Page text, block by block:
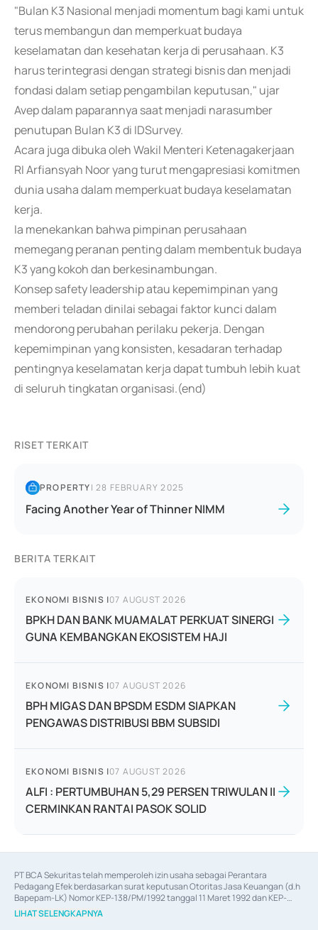
"Bulan K3 Nasional menjadi momentum bagi kami untuk
terus membangun dan memperkuat budaya
keselamatan dan kesehatan kerja di perusahaan. K3
harus terintegrasi dengan strategi bisnis dan menjadi
fondasi dalam setiap pengambilan keputusan," ujar
Avep dalam paparannya saat menjadi narasumber
penutupan Bulan K3 di IDSurvey.
Acara juga dibuka oleh Wakil Menteri Ketenagakerjaan
RI Arfiansyah Noor yang turut mengapresiasi komitmen
dunia usaha dalam memperkuat budaya keselamatan
kerja.
Ia menekankan bahwa pimpinan perusahaan
memegang peranan penting dalam membentuk budaya
K3 yang kokoh dan berkesinambungan.
Konsep safety leadership atau kepemimpinan yang
memberi teladan dinilai sebagai faktor kunci dalam
mendorong perubahan perilaku pekerja. Dengan
kepemimpinan yang konsisten, kesadaran terhadap
pentingnya keselamatan kerja dapat tumbuh lebih kuat
di seluruh tingkatan organisasi.(end)
RISET TERKAIT
PROPERTY|28 FEBRUARY 2025
Facing Another Year of Thinner NIMM
BERITA TERKAIT
EKONOMI BISNIS |07 AUGUST 2026
BPKH DAN BANK MUAMALAT PERKUAT SINERGI
GUNA KEMBANGKAN EKOSISTEM HAJI
EKONOMI BISNIS |07 AUGUST 2026
BPH MIGAS DAN BPSDM ESDM SIAPKAN
PENGAWAS DISTRIBUSI BBM SUBSIDI
EKONOMI BISNIS |07 AUGUST 2026
ALFI : PERTUMBUHAN 5,29 PERSEN TRIWULAN II
CERMINKAN RANTAI PASOK SOLID
PT BCA Sekuritas telah memperoleh izin usaha sebagai Perantara
Pedagang Efek berdasarkan surat keputusan Otoritas Jasa Keuangan (d.h
Bapepam-LK) Nomor KEP-138/PM/1992 tanggal 11 Maret 1992 dan KEP-
06/D.04/2014 tanggal 28 Februari 2014, izin usaha sebagai Penjamin Emisi
Efek berdasarkan surat keputusan Otoritas Jasa Keuangan Nomor KEP-
LIHAT SELENGKAPNYA